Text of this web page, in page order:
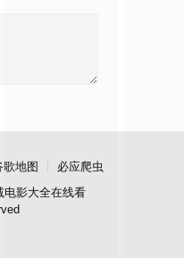
歌地图
必应爬虫
电影大全在线看